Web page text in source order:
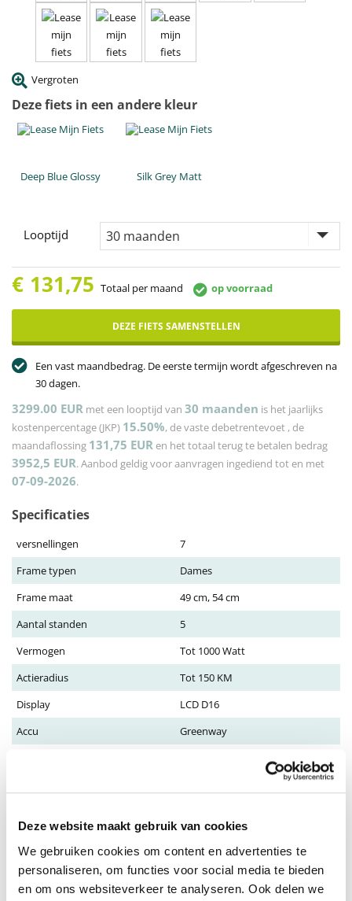
Deze website maakt gebruik van cookies
We gebruiken cookies om content en advertenties te
personaliseren, om functies voor social media te bieden
en om ons websiteverkeer te analyseren. Ook delen we
Vergroten
Deze fiets in een andere kleur
Deep Blue Glossy Silk Grey Matt
Looptijd
€ 131,75 Totaal per maand op voorraad
DEZE FIETS SAMENSTELLEN
Een vast maandbedrag. De eerste termijn wordt afgeschreven na
30 dagen.
3299.00 EUR met een looptijd van 30 maanden is het jaarlijks
kostenpercentage (JKP) 15.50%, de vaste debetrentevoet , de
maandaflossing 131,75 EURen het totaal terug te betalen bedrag
3952,5 EUR. Aanbod geldig voor aanvragen ingediend tot en met
07-09-2026.
Specificaties
versnellingen
7
Frame typen
Dames
Frame maat
49 cm, 54 cm
Aantal standen
5
Vermogen
Tot 1000 Watt
Actieradius
Tot 150 KM
Display
LCD D16
Accu
Greenway
PUCH E-Modern SUV N7
Puch E-Modern SUV N7: Kracht en comfort in eén fiets
De Puch E-Modern SUV N7 is een moderne elektrische stadsfiets uit de